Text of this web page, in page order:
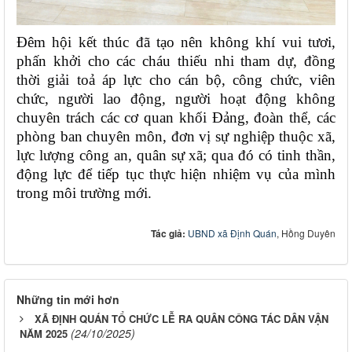
Đêm hội kết thúc đã tạo nên không khí vui tươi,
phấn khởi cho các cháu thiếu nhi tham dự, đồng
thời giải toả áp lực cho cán bộ, công chức, viên
chức, người lao động, người hoạt động không
chuyên trách các cơ quan khối Đảng, đoàn thể, các
phòng ban chuyên môn, đơn vị sự nghiệp thuộc xã,
lực lượng công an, quân sự xã; qua đó có tinh thần,
động lực để tiếp tục thực hiện nhiệm vụ của mình
trong môi trường mới.
Tác giả: UBND xã Định Quán, Hồng Duyên
Những tin mới hơn
XÃ ĐỊNH QUÁN TỔ CHỨC LỄ RA QUÂN CÔNG TÁC DÂN VẬN
NĂM 2025 (24/10/2025)